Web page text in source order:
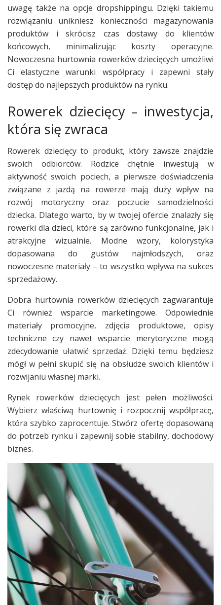
uwagę także na opcje dropshippingu. Dzięki takiemu
rozwiązaniu unikniesz konieczności magazynowania
produktów i skrócisz czas dostawy do klientów
końcowych, minimalizując koszty operacyjne.
Nowoczesna hurtownia rowerków dziecięcych umożliwi
Ci elastyczne warunki współpracy i zapewni stały
dostęp do najlepszych produktów na rynku.
Rowerek dziecięcy – inwestycja,
która się zwraca
Rowerek dziecięcy to produkt, który zawsze znajdzie
swoich odbiorców. Rodzice chętnie inwestują w
aktywność swoich pociech, a pierwsze doświadczenia
związane z jazdą na rowerze mają duży wpływ na
rozwój motoryczny oraz poczucie samodzielności
dziecka. Dlatego warto, by w twojej ofercie znalazły się
rowerki dla dzieci, które są zarówno funkcjonalne, jak i
atrakcyjne wizualnie. Modne wzory, kolorystyka
dopasowana do gustów najmłodszych, oraz
nowoczesne materiały – to wszystko wpływa na sukces
sprzedażowy.
Dobra hurtownia rowerków dziecięcych zagwarantuje
Ci również wsparcie marketingowe. Odpowiednie
materiały promocyjne, zdjęcia produktowe, opisy
techniczne czy nawet wsparcie merytoryczne mogą
zdecydowanie ułatwić sprzedaż. Dzięki temu będziesz
mógł w pełni skupić się na obsłudze swoich klientów i
rozwijaniu własnej marki.
Rynek rowerków dziecięcych jest pełen możliwości.
Wybierz właściwą hurtownię i rozpocznij współpracę,
która szybko zaprocentuje. Stwórz ofertę dopasowaną
do potrzeb rynku i zapewnij sobie stabilny, dochodowy
biznes.